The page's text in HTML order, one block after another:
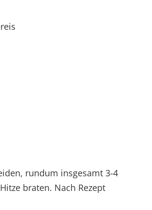
rundum insgesamt 3-4
braten. Nach Rezept